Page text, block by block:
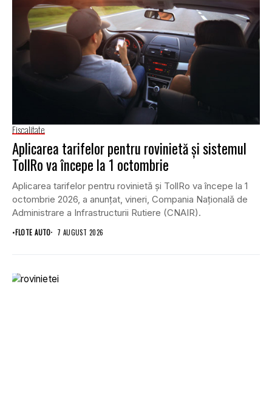
Fiscalitate
Aplicarea tarifelor pentru rovinietă și sistemul
TollRo va începe la 1 octombrie
Aplicarea tarifelor pentru rovinietă și TollRo va începe la 1
octombrie 2026, a anunțat, vineri, Compania Națională de
Administrare a Infrastructurii Rutiere (CNAIR).
•FLOTE AUTO 7 AUGUST 2026